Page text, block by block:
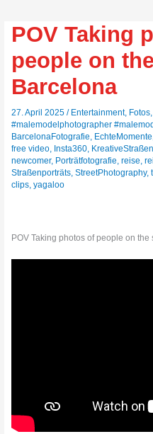
POV Taking
people on
Barcelona
27. April 2025/ Entertainment, Fotos
#malemodelphotographer
BarcelonaFotografie EchteMomente
free video Insta360
newcomer, Porträtfotografie ,reise ,
Straßenporträts ,StreetPhotography,
clips ,yagaloo
POV Taking photos of people on